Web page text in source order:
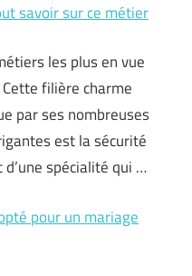
savoir sur ce métier
les plus en vue
filière charme
par ses nombreuses
est la sécurité
spécialité qui …
pour un mariage